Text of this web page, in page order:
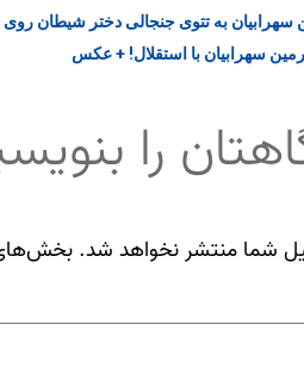
سهرابیان به تتوی جنجالی دختر شیطان
سهرابیان با استقلال! + عکس
را
شما منتشر نخواهد شد. بخش‌های